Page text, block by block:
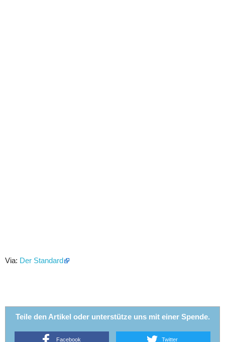
Via: Der Standard
Teile den Artikel oder unterstütze uns mit einer Spende.
Facebook Twitter